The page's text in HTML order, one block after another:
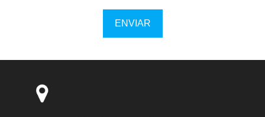
ENVIAR